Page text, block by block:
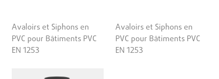
Avaloirs et Siphons en
PVC pour Bâtiments PVC
EN 1253
Avaloirs et Siphons en
PVC pour Bâtiments PVC
EN 1253